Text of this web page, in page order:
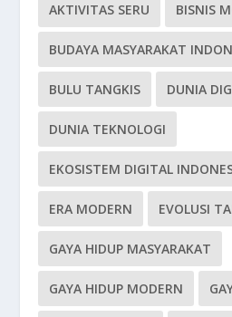
AKTIVITAS SERU BISNIS
BUDAYA MASYARAKAT
BULU TANGKIS DUNIA
DUNIA TEKNOLOGI
EKOSISTEM DIGITAL
ERA MODERN EVOLUSI
GAYA HIDUP MASYARAKAT
GAYA HIDUP MODERN